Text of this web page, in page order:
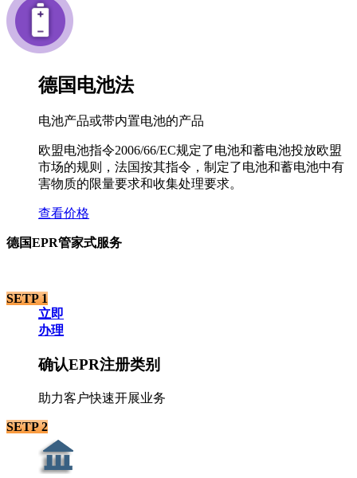
德国电池法
电池产品或带内置电池的产品
欧盟电池指令2006/66/EC规定了电池和蓄电池投放欧盟
市场的规则，法国按其指令，制定了电池和蓄电池中有
害物质的限量要求和收集处理要求。
查看价格
德国EPR管家式服务
SETP 1
立即
办理
确认EPR注册类别
助力客户快速开展业务
SETP 2